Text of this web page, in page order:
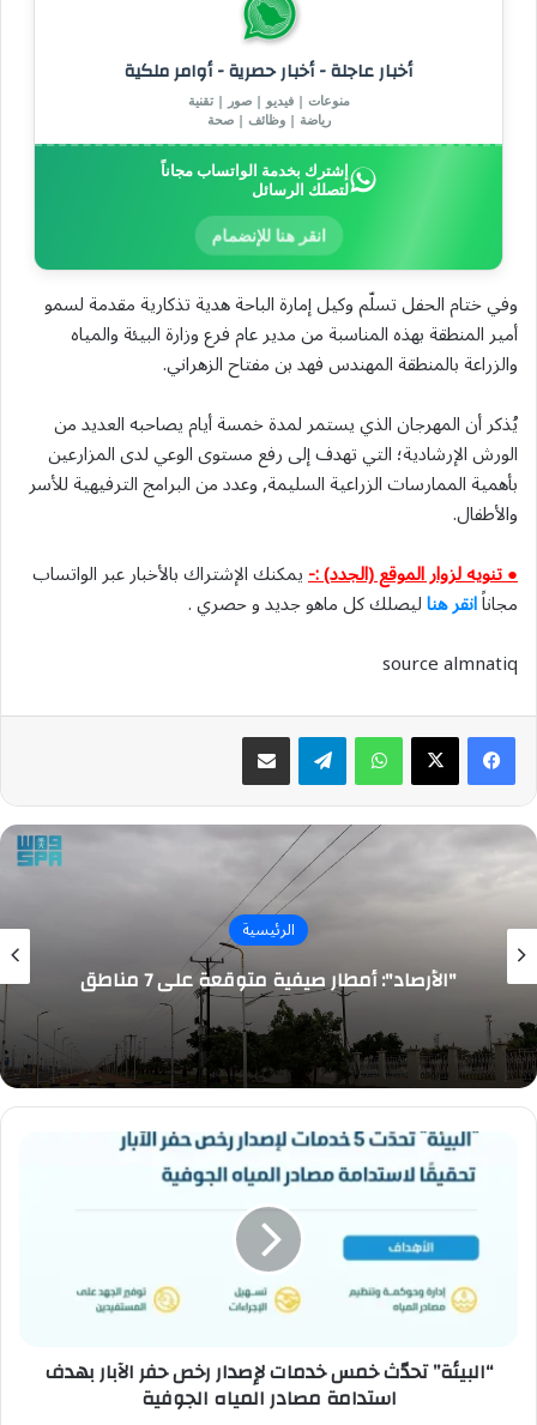
أخبار عاجلة - أخبار حصرية - أوامر ملكية
منوعات | فيديو | صور | تقنية
رياضة | وظائف | صحة
إشترك بخدمة الواتساب مجاناً
لتصلك الرسائل
انقر هنا للإنضمام
وفي ختام الحفل تسلّم وكيل إمارة الباحة هدية تذكارية مقدمة لسمو
أمير المنطقة بهذه المناسبة من مدير عام فرع وزارة البيئة والمياه
والزراعة بالمنطقة المهندس فهد بن مفتاح الزهراني.
يُذكر أن المهرجان الذي يستمر لمدة خمسة أيام يصاحبه العديد من
الورش الإرشادية؛ التي تهدف إلى رفع مستوى الوعي لدى المزارعين
بأهمية الممارسات الزراعية السليمة, وعدد من البرامج الترفيهية للأسر
والأطفال.
● تنويه لزوار الموقع (الجدد) :-يمكنك الإشتراك بالأخبار عبر الواتساب
مجاناًانقر هناليصلك كل ماهو جديد و حصري .
source almnatiq
واتسابتيلقرام مشاركة عبر البريد
الرئيسية
"الأرصاد": أمطار صيفية متوقعة على 7 مناطق
“البيئة”
لإصدار
استدامة
“البيئة” تحدّث خمس خدمات لإصدار رخص حفر الآبار بهدف
استدامة مصادر المياه الجوفية